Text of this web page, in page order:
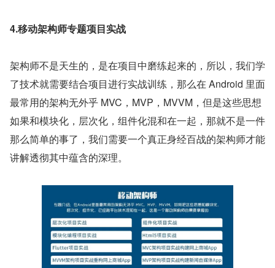
4.移动架构师专题项目实战
架构师不是天生的，是在项目中磨练起来的，所以，我们学
了技术就需要结合项目进行实战训练，那么在 Android 里面
最常用的架构无外乎 MVC，MVP，MVVM，但是这些思想
如果和模块化，层次化，组件化混和在一起，那就不是一件
那么简单的事了，我们需要一个真正身经百战的架构师才能
讲解透彻其中蕴含的深理。